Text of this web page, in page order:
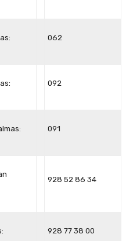
062
092
091
928 52 86 34
928 77 38 00